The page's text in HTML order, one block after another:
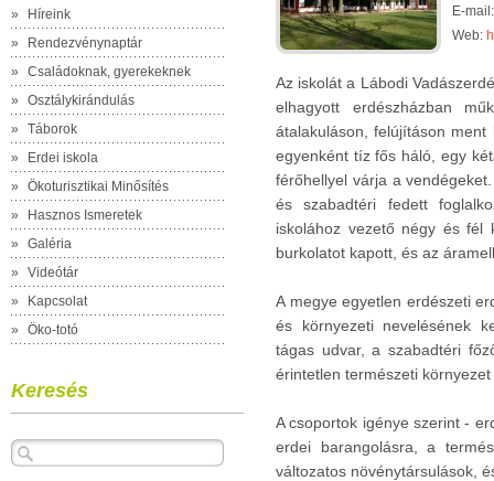
»
Híreink
»
Rendezvénynaptár
»
Családoknak, gyerekeknek
»
Osztálykirándulás
»
Táborok
»
Erdei iskola
»
Ökoturisztikai Minősítés
»
Hasznos Ismeretek
»
Galéria
»
Videótár
»
Kapcsolat
»
Öko-totó
Keresés
E-
Web:
Az iskolát a Lábodi
elhagyott erdészházban
átalakuláson, felújításon
egyenként tíz fős háló, egy
férőhellyel várja a
és szabadtéri fedett
iskolához vezető négy és fél
burkolatot kapott, és az
A megye egyetlen erdészeti
és környezeti nevelésének
tágas udvar, a szabadtéri
érintetlen természeti
A csoportok igénye szerint -
erdei barangolásra, a
változatos növénytársulások,